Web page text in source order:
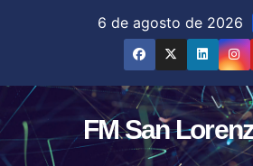
6 de agosto de 2026
FM San